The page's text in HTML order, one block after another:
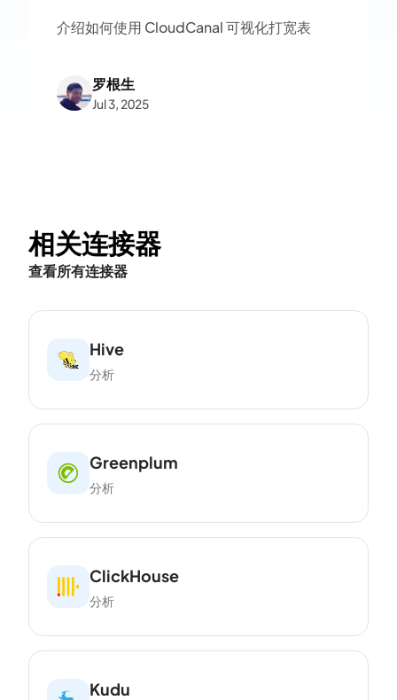
介绍如何使用 CloudCanal 可视化打宽表
罗根生
Jul 3, 2025
相关连接器
查看所有连接器
Hive
分析
Greenplum
分析
ClickHouse
分析
Kudu